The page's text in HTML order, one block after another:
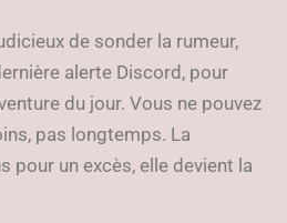
de sonder la rumeur,
alerte Discord, pour
du jour. Vous ne pouvez
pas longtemps. La
pour un excès, elle devient la